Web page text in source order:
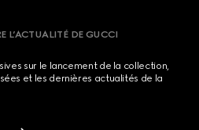
L’ACTUALITÉ DE GUCCI
sur le lancement de la collection,
et les dernières actualités de la